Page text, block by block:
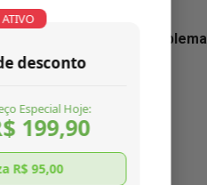
desconto
Especial Hoje:
199,90
R$95,00
para resolver o seu problema